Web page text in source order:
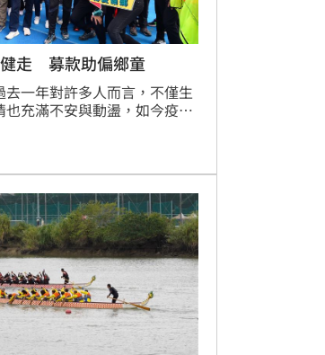
健走 募款助偏鄉童
去一年對許多人而言，不僅生
也充滿不安與動盪，如今疫情
年，台大EMBA校友基金會
召校友帶著家人一起健走做公
募得的近百萬元善款，捐給偏